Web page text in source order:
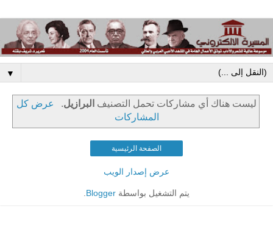
▼
‏ليست هناك أي مشاركات تحمل التصنيف البرازيل.
عرض كل
المشاركات
الصفحة الرئيسية
عرض إصدار الويب
يتم التشغيل بواسطة Blogger
.